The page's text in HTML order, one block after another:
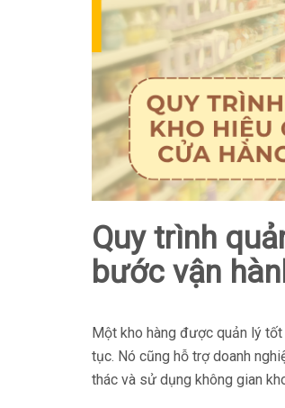
Quy trình
bước vận
Một kho hàng được quản lý
tục. Nó cũng hỗ trợ doanh
thác và sử dụng không gian